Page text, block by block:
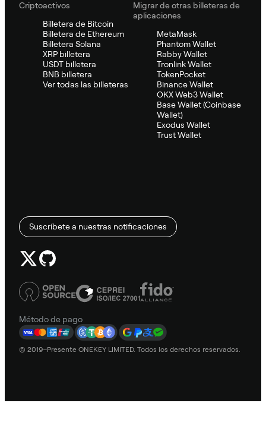
Criptoactivos
Billetera de Bitcoin
Billetera de Ethereum
Billetera Solana
XRP billetera
USDT billetera
BNB billetera
Ver todas las billeteras
Migrar de otras billeteras de
aplicaciones
MetaMask
Phantom Wallet
Rabby Wallet
Tronlink Wallet
TokenPocket
Binance Wallet
OKX Web3 Wallet
Base Wallet (Coinbase
Wallet)
Exodus Wallet
Trust Wallet
Suscríbete a nuestras notificaciones
Método de pago
© 2019–Presente ONEKEY LIMITED. Todos los derechos reservados.